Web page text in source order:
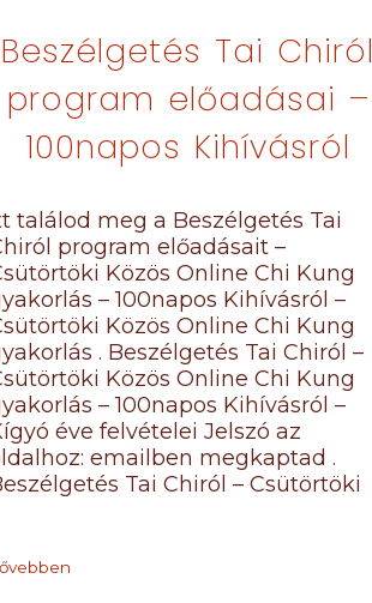
Beszélgetés Tai Chiról
program előadásai –
100napos Kihívásról
találod meg a Beszélgetés Tai
program előadásait –
Közös Online Chi Kung
– 100napos Kihívásról –
Közös Online Chi Kung
. Beszélgetés Tai Chiról –
Közös Online Chi Kung
– 100napos Kihívásról –
éve felvételei Jelszó az
emailben megkaptad .
Tai Chiról – Csütörtöki